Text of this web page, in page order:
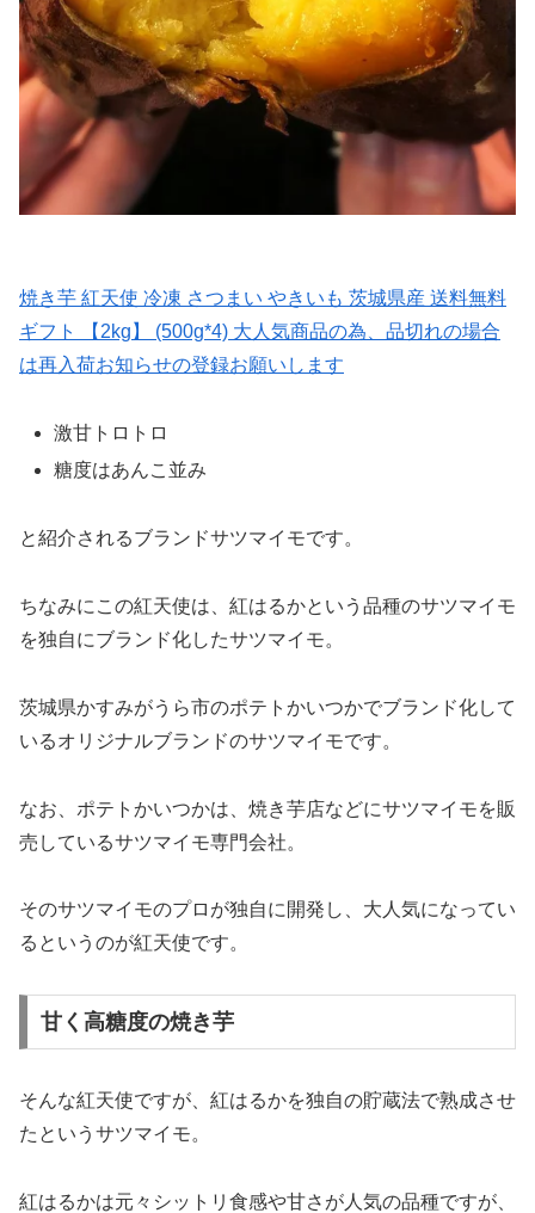
焼き芋 紅天使 冷凍 さつまい やきいも 茨城県産 送料無料
ギフト 【2kg】 (500g*4) 大人気商品の為、品切れの場合
は再入荷お知らせの登録お願いします
激甘トロトロ
糖度はあんこ並み
と紹介されるブランドサツマイモです。
ちなみにこの紅天使は、紅はるかという品種のサツマイモ
を独自にブランド化したサツマイモ。
茨城県かすみがうら市のポテトかいつかでブランド化して
いるオリジナルブランドのサツマイモです。
なお、ポテトかいつかは、焼き芋店などにサツマイモを販
売しているサツマイモ専門会社。
そのサツマイモのプロが独自に開発し、大人気になってい
るというのが紅天使です。
甘く高糖度の焼き芋
そんな紅天使ですが、紅はるかを独自の貯蔵法で熟成させ
たというサツマイモ。
紅はるかは元々シットリ食感や甘さが人気の品種ですが、